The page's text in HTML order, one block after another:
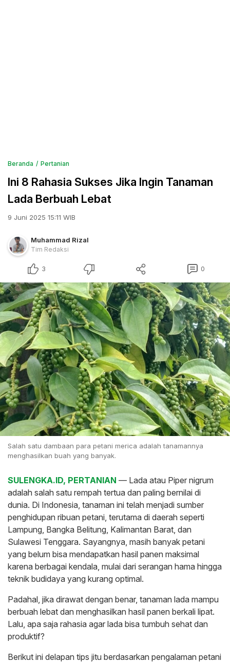
Beranda Pertanian
Ini 8 Rahasia Sukses Jika Ingin Tanaman
Lada Berbuah Lebat
9 Juni 2025 15:11 WIB
Muhammad Rizal
Tim Redaksi
3 0
Salah satu dambaan para petani merica adalah tanamannya
menghasilkan buah yang banyak.
SULENGKA.ID, PERTANIAN — Lada atau Piper nigrum
adalah salah satu rempah tertua dan paling bernilai di
dunia. Di Indonesia, tanaman ini telah menjadi sumber
penghidupan ribuan petani, terutama di daerah seperti
Lampung, Bangka Belitung, Kalimantan Barat, dan
Sulawesi Tenggara. Sayangnya, masih banyak petani
yang belum bisa mendapatkan hasil panen maksimal
karena berbagai kendala, mulai dari serangan hama hingga
teknik budidaya yang kurang optimal.
Padahal, jika dirawat dengan benar, tanaman lada mampu
berbuah lebat dan menghasilkan hasil panen berkali lipat.
Lalu, apa saja rahasia agar lada bisa tumbuh sehat dan
produktif?
Berikut ini delapan tips jitu berdasarkan pengalaman petani